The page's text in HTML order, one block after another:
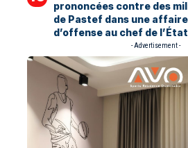
prononcées contre des
de Pastef dans une affaire
d’offense au chef de l’État
- Advertisement -